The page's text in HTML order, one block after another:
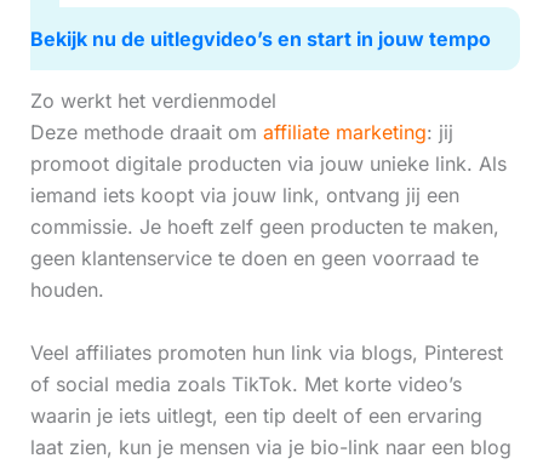
Bekijk nu de uitlegvideo’s en start in jouw tempo
Zo werkt het verdienmodel
Deze methode draait om affiliate marketing: jij
promoot digitale producten via jouw unieke link. Als
iemand iets koopt via jouw link, ontvang jij een
commissie. Je hoeft zelf geen producten te maken,
geen klantenservice te doen en geen voorraad te
houden.
Veel affiliates promoten hun link via blogs, Pinterest
of social media zoals TikTok. Met korte video’s
waarin je iets uitlegt, een tip deelt of een ervaring
laat zien, kun je mensen via je bio-link naar een blog